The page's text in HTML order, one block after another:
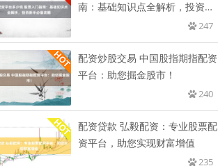
南：基础知识点全解析，投资新
247
配资炒股交易 中国股指期指配资
平台：助您掘金股市！
240
配资贷款 弘毅配资：专业股票配
资平台，助您实现财富增值
235